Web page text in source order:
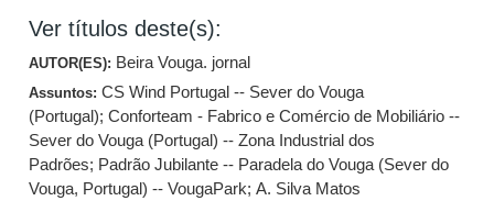
Ver títulos deste(s):
AUTOR(ES): Beira Vouga. jornal
Assuntos:CS Wind Portugal -- Sever do Vouga
(Portugal);Conforteam - Fabrico e Comércio de Mobiliário --
Sever do Vouga (Portugal) -- Zona Industrial dos
Padrões; Padrão Jubilante -- Paradela do Vouga (Sever do
Vouga, Portugal) -- VougaPark;A. Silva Matos